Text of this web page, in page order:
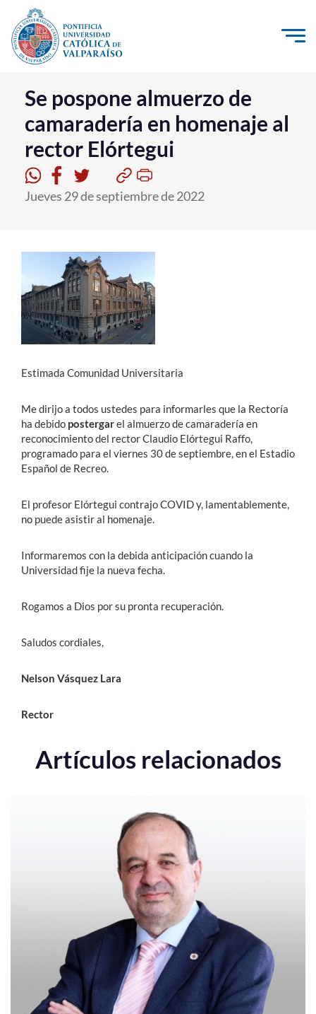
Click acá para ir directamente al contenido
La Universidad
Investigación, Creación e Innovación
PUCV Internacional
Vinculación con el Medio
Pregrado
Postgrado
Formación Continua
Funcionarios
Alumni
Se pospone almuerzo de
camaradería en homenaje al
rector Elórtegui
Jueves 29 de septiembre de 2022
Estimada Comunidad Universitaria
Me dirijo a todos ustedes para informarles que la Rectoría
ha debido postergarel almuerzo de camaradería en
reconocimiento del rector Claudio Elórtegui Raffo,
programado para el viernes 30 de septiembre, en el Estadio
Español de Recreo.
El profesor Elórtegui contrajo COVID y, lamentablemente,
no puede asistir al homenaje.
Informaremos con la debida anticipación cuando la
Universidad fije la nueva fecha.
Rogamos a Dios por su pronta recuperación.
Saludos cordiales,
Nelson Vásquez Lara
Rector
Artículos relacionados